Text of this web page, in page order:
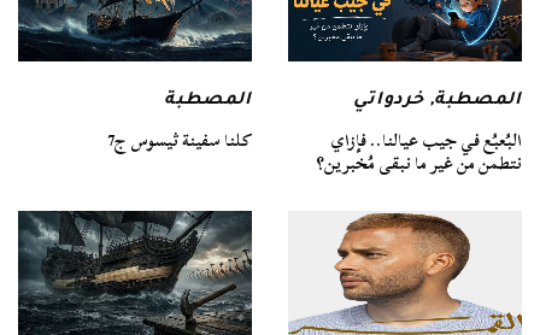
المصطبة,خردواتي
البُعبُع في جيب عيالنا.. فإزاي
نتطمن من غير ما نبقى مُخبرين؟
المصطبة
كلنا سفينة ثيسوس ج7